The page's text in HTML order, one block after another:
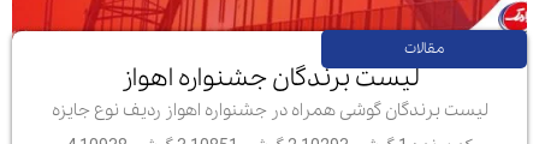
مقالات
لیست برندگان جشنواره اهواز
لیست برندگان گوشی همراه در جشنواره اهواز ردیف نوع جایزه